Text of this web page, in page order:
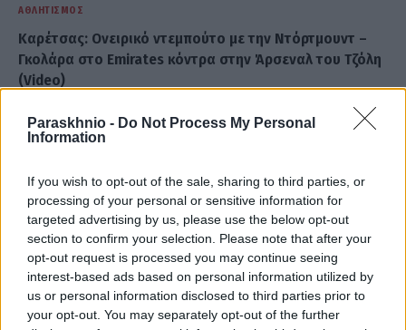
Paraskhnio - Do Not Process My Personal
Information
If you wish to opt-out of the sale, sharing to third parties, or
processing of your personal or sensitive information for
targeted advertising by us, please use the below opt-out
section to confirm your selection. Please note that after your
opt-out request is processed you may continue seeing
interest-based ads based on personal information utilized by
us or personal information disclosed to third parties prior to
your opt-out. You may separately opt-out of the further
ΑΘΛΗΤΙΣΜΌΣ
Καρέτσας: Ονειρικό ντεμπούτο με την Ντόρτμουντ –
Γκολάρα στο Emirates κόντρα στην Άρσεναλ του Τζόλη
(Video)